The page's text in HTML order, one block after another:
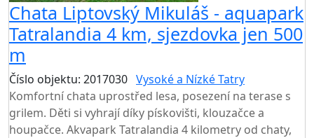
Chata Liptovský Mikuláš - aquapark
Tatralandia 4 km, sjezdovka jen 500
m
Číslo objektu: 2017030 Vysoké a Nízké Tatry
Komfortní chata uprostřed lesa, posezení na terase s
grilem. Děti si vyhrají díky pískovišti, klouzačce a
houpačce. Akvapark Tatralandia 4 kilometry od chaty,